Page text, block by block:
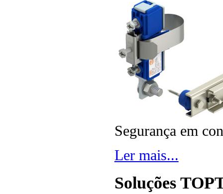
Segurança em
Ler mais...
Soluções